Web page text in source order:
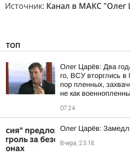
Источник: Канал в МАКС "Олег
ТОП
Олег Царёв: Два
го, ВСУ вторглись в
пор пленных,
не как
07:24
Олег Царёв:
Вчера, 23:18